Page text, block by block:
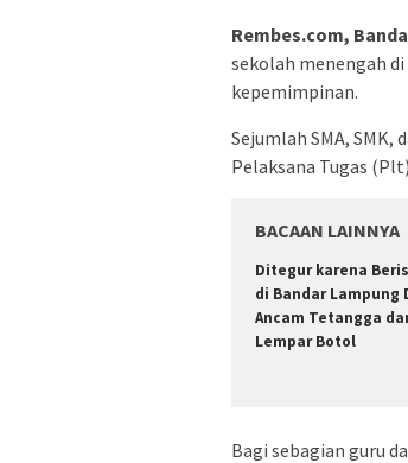
Rembes.com,
sekolah menengah
kepemimpinan.
Sejumlah SMA,
Pelaksana Tugas
BACAAN LAINNYA
Ditegur karena
di Bandar Lampung
Ancam Tetangga
Lempar Botol
Bagi sebagian guru